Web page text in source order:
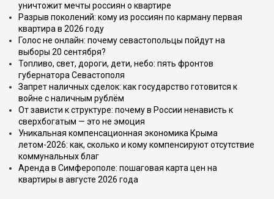
уничтожит мечты россиян о квартире
Разрыв поколений: кому из россиян по карману первая
квартира в 2026 году
Голос не онлайн: почему севастопольцы пойдут на
выборы 20 сентября?
Топливо, свет, дороги, дети, небо: пять фронтов
губернатора Севастополя
Запрет наличных сделок: как государство готовится к
войне с наличным рублём
От зависти к структуре: почему в России ненависть к
сверхбогатым — это не эмоция
Уникальная компенсационная экономика Крыма
летом-2026: как, сколько и кому компенсируют отсутствие
коммунальных благ
Аренда в Симферополе: пошаговая карта цен на
квартиры в августе 2026 года